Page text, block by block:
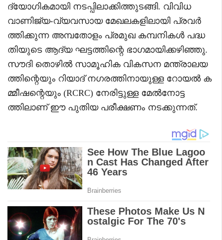
ദ്യോഗികമായി നടപ്പിലാക്കിത്തുടങ്ങി. വിവിധ
വാണിജ്യ-വ്യവസായ മേഖലകളിലായി പ്രവർ
ത്തിക്കുന്ന അമ്പതോളം പ്രമുഖ കമ്പനികൾ പദ്ധ
തിയുടെ ആദ്യ ഘട്ടത്തിന്റെ ഭാഗമായിക്കഴിഞ്ഞു.
സൗദി തൊഴിൽ സാമൂഹിക വികസന മന്ത്രാലയ
ത്തിന്റെയും റിയാദ് നഗരത്തിനായുള്ള റോയൽ ക
മ്മീഷന്റെയും (RCRC) നേരിട്ടുള്ള മേൽനോട്ട
ത്തിലാണ് ഈ പുതിയ പരീക്ഷണം നടക്കുന്നത്.